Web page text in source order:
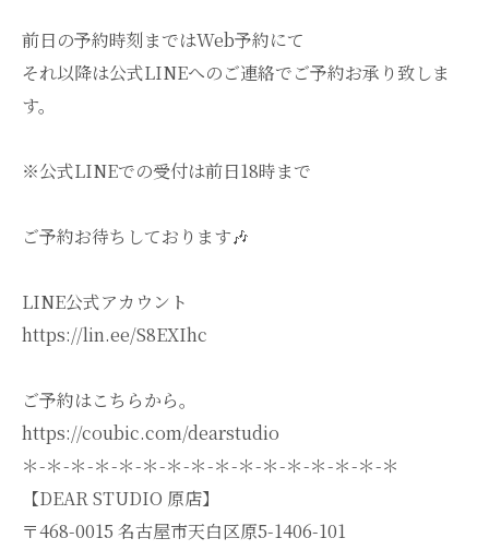
前日の予約時刻まではWeb予約にて
それ以降は公式LINEへのご連絡でご予約お承り致しま
す。
※公式LINEでの受付は前日18時まで
ご予約お待ちしております🎶
LINE公式アカウント
https://lin.ee/S8EXIhc
ご予約はこちらから。
https://coubic.com/dearstudio
＊-＊-＊-＊-＊-＊-＊-＊-＊-＊-＊-＊-＊-＊-＊-＊
【DEAR STUDIO 原店】
〒468-0015 名古屋市天白区原5-1406-101